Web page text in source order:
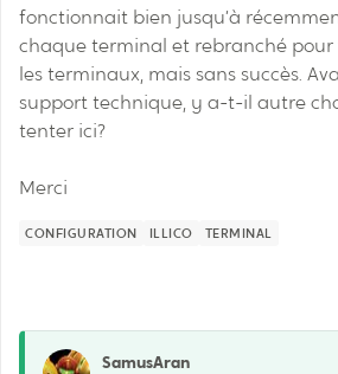
fonctionnait bien jusqu’à
chaque terminal et rebranché
les terminaux, mais sans succès.
support technique, y a-t-il autre
tenter ici?
Merci
CONFIGURATION ILLICO TERMINAL
SamusAran